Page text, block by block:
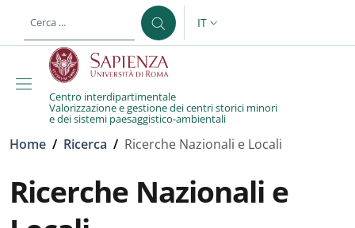
al contenuto principale
SELETTORE LINGUA:
IT
Centro interdipartimentale
Valorizzazione e gestione dei centri storici minori
e dei sistemi paesaggistico-ambientali
Briciole di pane
Home / Ricerca / Ricerche Nazionali e Locali
Ricerche Nazionali e